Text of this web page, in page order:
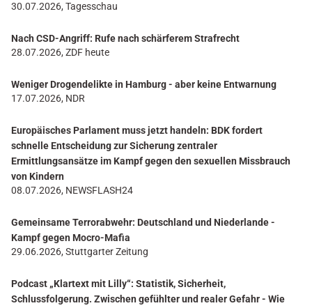
30.07.2026, Tagesschau
Nach CSD-Angriff: Rufe nach schärferem Strafrecht
28.07.2026, ZDF heute
Weniger Drogendelikte in Hamburg - aber keine Entwarnung
17.07.2026, NDR
Europäisches Parlament muss jetzt handeln: BDK fordert
schnelle Entscheidung zur Sicherung zentraler
Ermittlungsansätze im Kampf gegen den sexuellen Missbrauch
von Kindern
08.07.2026, NEWSFLASH24
Gemeinsame Terrorabwehr: Deutschland und Niederlande -
Kampf gegen Mocro-Mafia
29.06.2026, Stuttgarter Zeitung
Podcast „Klartext mit Lilly“: Statistik, Sicherheit,
Schlussfolgerung. Zwischen gefühlter und realer Gefahr - Wie